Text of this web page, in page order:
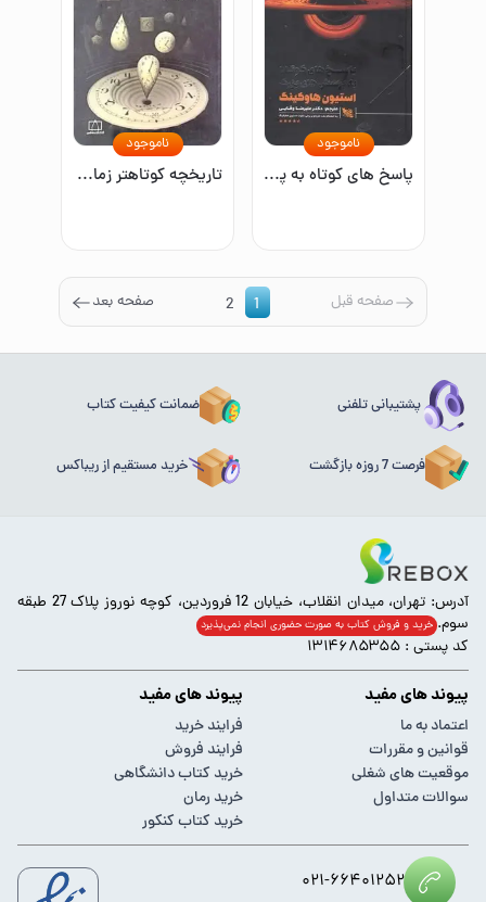
پاسخ های کوتاه به پرسش های بزرگ
ناموجود
تاریخچه کوتاهتر زمان: برای دسترسی آسانتر به موضوعات پایه‌ای علم
ناموجود
صفحه قبل 1
2 صفحه بعد
پشتیبانی تلفنی ضمانت کیفیت کتاب
فرصت 7 روزه بازگشت خرید مستقیم از ریباکس
آدرس: تهران، میدان انقلاب، خیابان 12 فروردین، کوچه نوروز پلاک 27 طبقه
سوم. خرید و فروش کتاب به صورت حضوری انجام‌ نمی‌پذیرد
کد پستی : ۱۳۱۴۶۸۵۳۵۵
پیوند های مفید
اعتماد به ما
قوانین و مقررات
موقعیت های شغلی
سوالات متداول
پیوند های مفید
فرایند خرید
فرایند فروش
خرید کتاب دانشگاهی
خرید رمان
خرید کتاب کنکور
۰۲۱-۶۶۴۰۱۲۵۲